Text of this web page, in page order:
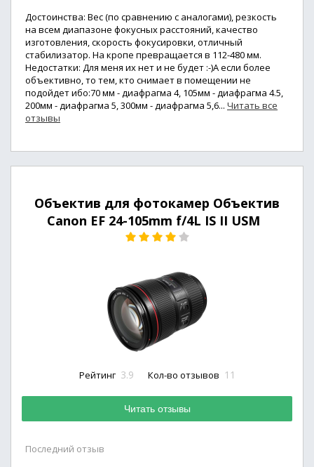
Достоинства: Вес (по сравнению с аналогами), резкость
на всем диапазоне фокусных расстояний, качество
изготовления, скорость фокусировки, отличный
стабилизатор. На кропе превращается в 112-480 мм.
Недостатки: Для меня их нет и не будет :-)А если более
объективно, то тем, кто снимает в помещении не
подойдет ибо:70 мм - диафрагма 4, 105мм - диафрагма 4.5,
200мм - диафрагма 5, 300мм - диафрагма 5,6... Читать все
отзывы
Объектив для фотокамер Объектив
Canon EF 24-105mm f/4L IS II USM
Рейтинг 3.9 Кол-во отзывов 11
Читать отзывы
Последний отзыв